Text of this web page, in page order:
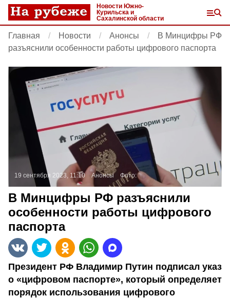
Новости Южно-
Курильска и
Сахалинской области
Главная Новости Анонсы
В Минцифры РФ
разъяснили особенности работы цифрового паспорта
19 сентября 2023, 11:10 Анонсы Фото:
В Минцифры РФ разъяснили
особенности работы цифрового
паспорта
Президент РФ Владимир Путин подписал указ
о «цифровом паспорте», который определяет
порядок использования цифрового